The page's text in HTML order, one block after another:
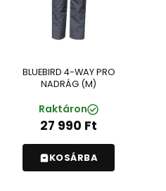
BLUEBIRD 4-WAY PRO
NADRÁG (M)
Raktáron
27 990 Ft
KOSÁRBA